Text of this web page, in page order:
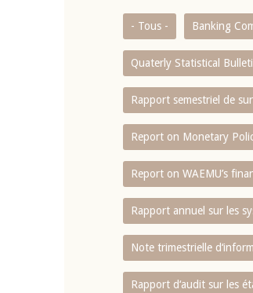
- Tous - Banking
Quaterly Statistical
Rapport semestriel de
Report on Monetary
Report on WAEMU’s
Rapport annuel sur les
Note trimestrielle
Rapport d‘audit sur les